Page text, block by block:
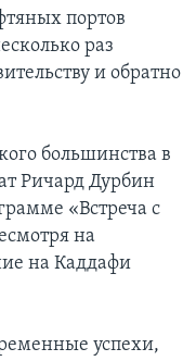
портов
раз
и обратно
большинства в
Ричард Дурбин
«Встреча с
на
на Каддафи
успехи,